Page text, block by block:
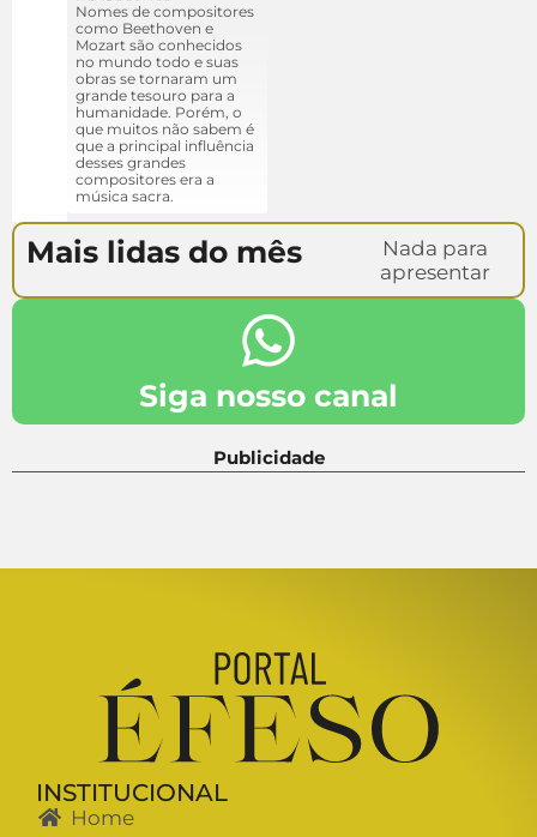
Nomes de compositores
como Beethoven e
Mozart são conhecidos
no mundo todo e suas
obras se tornaram um
grande tesouro para a
humanidade. Porém, o
que muitos não sabem é
que a principal influência
desses grandes
compositores era a
música sacra.
Mais lidas do mês
Nada para
apresentar
Siga nosso canal
Publicidade
INSTITUCIONAL
Home